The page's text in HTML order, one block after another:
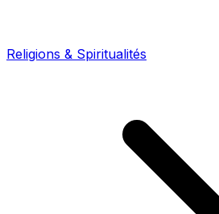
Religions & Spiritualités